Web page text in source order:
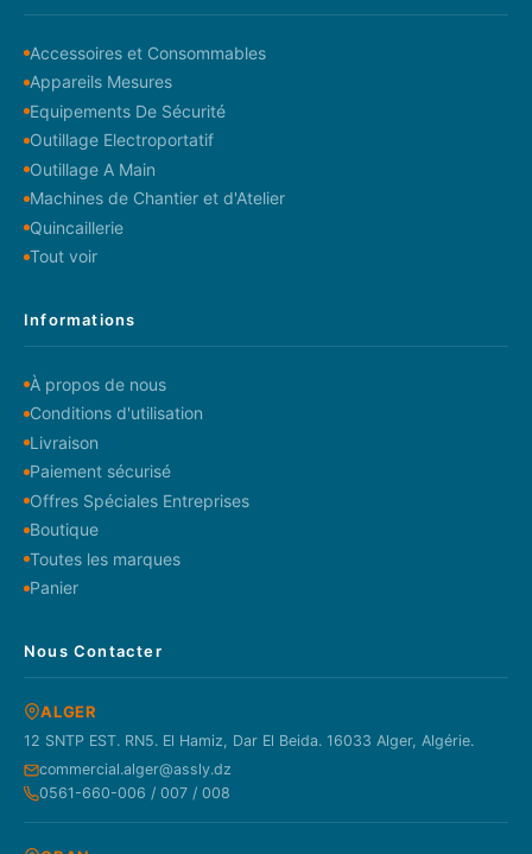
Accessoires et Consommables
Appareils Mesures
Equipements De Sécurité
Outillage Electroportatif
Outillage A Main
Machines de Chantier et d'Atelier
Quincaillerie
Tout voir
Informations
À propos de nous
Conditions d'utilisation
Livraison
Paiement sécurisé
Offres Spéciales Entreprises
Boutique
Toutes les marques
Panier
Nous Contacter
ALGER
12 SNTP EST. RN5. El Hamiz, Dar El Beida. 16033 Alger, Algérie.
commercial.alger@assly.dz
0561-660-006 / 007 / 008